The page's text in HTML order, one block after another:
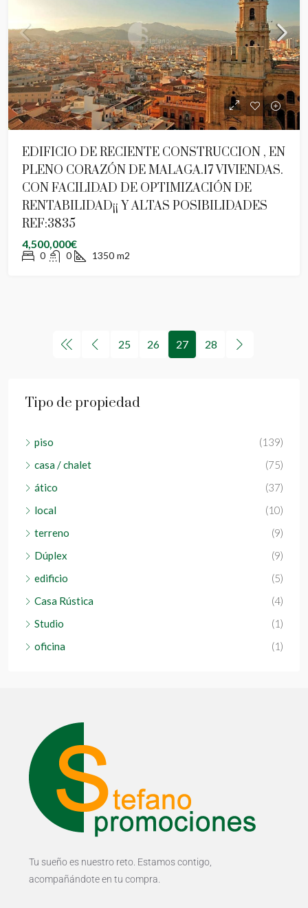
EDIFICIO DE RECIENTE CONSTRUCCION , EN
PLENO CORAZÓN DE MALAGA.17 VIVIENDAS.
CON FACILIDAD DE OPTIMIZACIÓN DE
RENTABILIDAD¡¡ Y ALTAS POSIBILIDADES
REF:3835
4,500,000€
0 0 1350 m2
25 26 27 28
Tipo de propiedad
piso
(139)
casa / chalet
(75)
ático
(37)
local
(10)
terreno
(9)
Dúplex
(9)
edificio
(5)
Casa Rústica
(4)
Studio
(1)
oficina
(1)
Tu sueño es nuestro reto. Estamos contigo,
acompañándote en tu compra.